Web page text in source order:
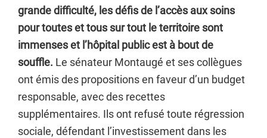
grande difficulté, les défis de l’accès aux soins
pour toutes et tous sur tout le territoire sont
immenses et l’hôpital public est à bout de
souffle. Le sénateur Montaugé et ses collègues
ont émis des propositions en faveur d’un budget
responsable, avec des recettes
supplémentaires. Ils ont refusé toute régression
sociale, défendant l’investissement dans les